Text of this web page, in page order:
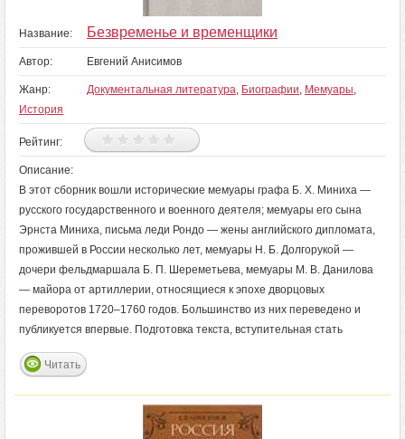
Название: Безвременье и временщики
Автор: Евгений Анисимов
Жанр: Документальная литература, Биографии, Мемуары,
История
Рейтинг:
Описание:
В этот сборник вошли исторические мемуары графа Б. Х. Миниха —
русского государственного и военного деятеля; мемуары его сына
Эрнста Миниха, письма леди Рондо — жены английского дипломата,
прожившей в России несколько лет, мемуары Н. Б. Долгорукой —
дочери фельдмаршала Б. П. Шереметьева, мемуары М. В. Данилова
— майора от артиллерии, относящиеся к эпохе дворцовых
переворотов 1720–1760 годов. Большинство из них переведено и
публикуется впервые. Подготовка текста, вступительная стать
Читать